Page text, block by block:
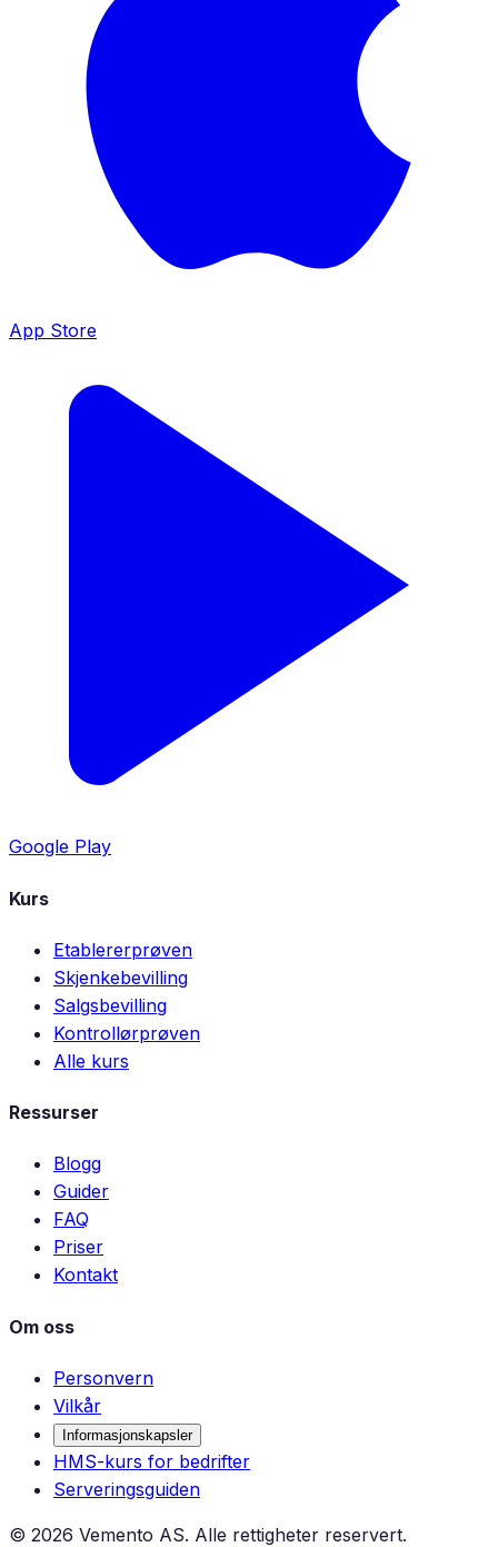
App Store
Google Play
Kurs
Etablererprøven
Skjenkebevilling
Salgsbevilling
Kontrollørprøven
Alle kurs
Ressurser
Blogg
Guider
FAQ
Priser
Kontakt
Om oss
Personvern
Vilkår
Informasjonskapsler
HMS-kurs for bedrifter
Serveringsguiden
© 2026 Vemento AS. Alle rettigheter reservert.